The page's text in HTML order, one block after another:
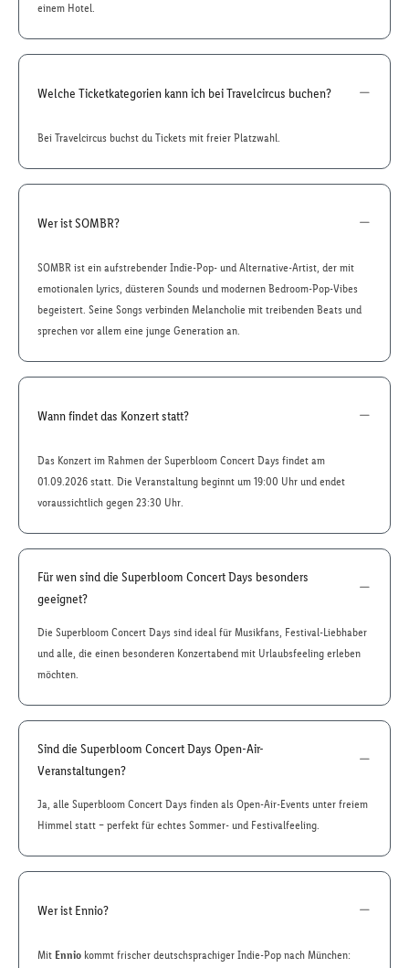
einem Hotel.
Welche Ticketkategorien kann ich bei Travelcircus buchen?
Bei Travelcircus buchst du Tickets mit freier Platzwahl.
Wer ist SOMBR?
SOMBR ist ein aufstrebender Indie-Pop- und Alternative-Artist, der mit
emotionalen Lyrics, düsteren Sounds und modernen Bedroom-Pop-Vibes
begeistert. Seine Songs verbinden Melancholie mit treibenden Beats und
sprechen vor allem eine junge Generation an.
Wann findet das Konzert statt?
Das Konzert im Rahmen der Superbloom Concert Days findet am
01.09.2026 statt. Die Veranstaltung beginnt um 19:00 Uhr und endet
voraussichtlich gegen 23:30 Uhr.
Für wen sind die Superbloom Concert Days besonders
geeignet?
Die Superbloom Concert Days sind ideal für Musikfans, Festival-Liebhaber
und alle, die einen besonderen Konzertabend mit Urlaubsfeeling erleben
möchten.
Sind die Superbloom Concert Days Open-Air-
Veranstaltungen?
Ja, alle Superbloom Concert Days finden als Open-Air-Events unter freiem
Himmel statt – perfekt für echtes Sommer- und Festivalfeeling.
Wer ist Ennio?
Mit Ennio kommt frischer deutschsprachiger Indie-Pop nach München: